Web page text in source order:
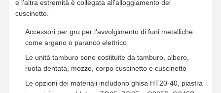
Accessori per gru
e l'altra estremità è collegata all'alloggiamento del
cuscinetto.
Accessori per gru per l'avvolgimento di funi metalliche
come argano o paranco elettrico
Le unità tamburo sono costituite da tamburo, albero,
ruota dentata, mozzo, corpo cuscinetto e cuscinetto
Le opzioni dei materiali includono ghisa HT20-40, piastra